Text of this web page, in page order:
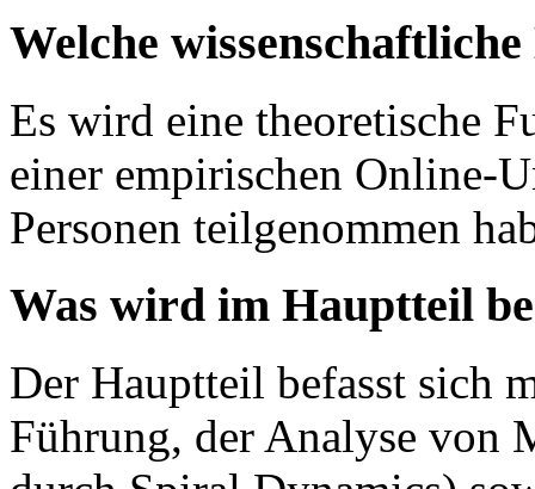
Welche
Es wird eine theoretische
einer empirischen Online-
Personen teilgenommen
Was wird im Hauptteil
Der Hauptteil befasst sich
Führung, der Analyse von